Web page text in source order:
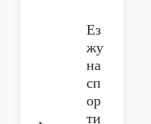
Ез
жу
на
сп
ор
ти